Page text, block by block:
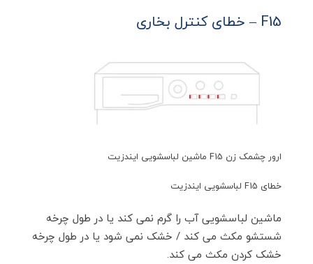
F15 – خطای کنترل بخاری
ارور چشمک زن F15 ماشین لباسشویی ایندزیت
خطای F15 لباسشویی ایندزیت
ماشین لباسشویی آب را گرم نمی کند یا در طول چرخه
شستشو مکث می کند / خشک نمی شود یا در طول چرخه
خشک کردن مکث می کند.